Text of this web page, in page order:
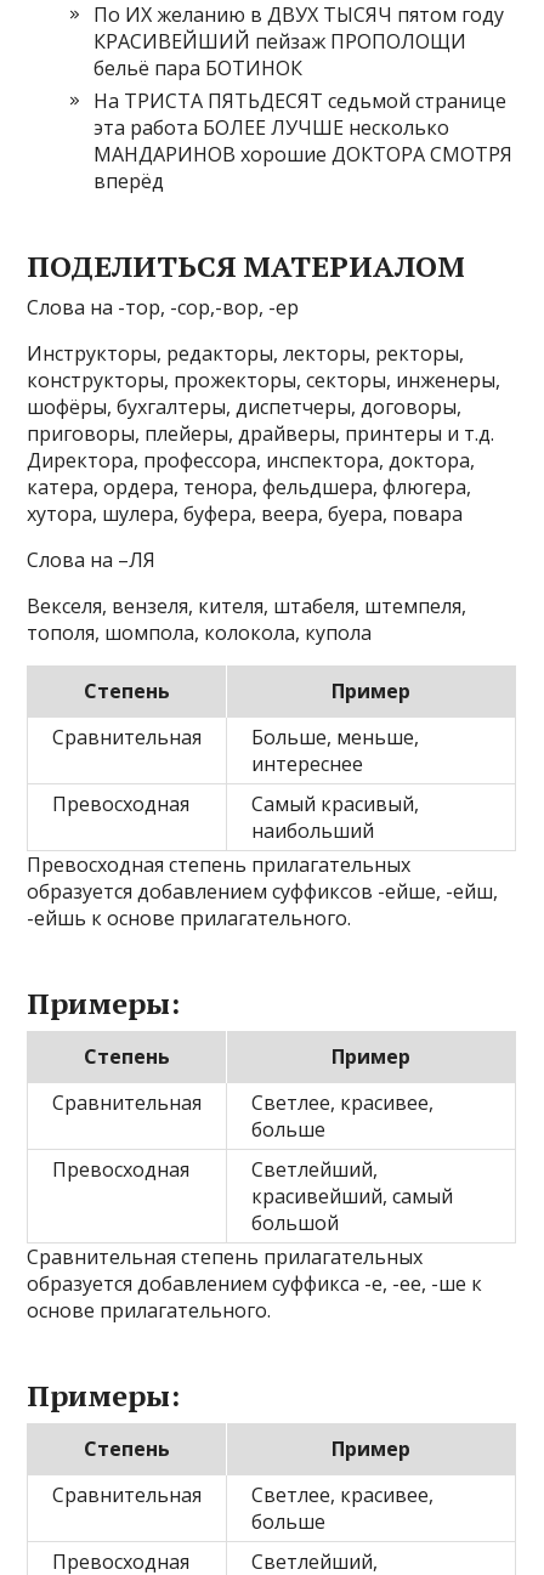
По ИХ желанию в ДВУХ ТЫСЯЧ пятом году
КРАСИВЕЙШИЙ пейзаж ПРОПОЛОЩИ
бельё пара БОТИНОК
На ТРИСТА ПЯТЬДЕСЯТ седьмой странице
эта работа БОЛЕЕ ЛУЧШЕ несколько
МАНДАРИНОВ хорошие ДОКТОРА СМОТРЯ
вперёд
ПОДЕЛИТЬСЯ МАТЕРИАЛОМ
Слова на -тор, -сор,-вор, -ер
Инструкторы, редакторы, лекторы, ректоры,
конструкторы, прожекторы, секторы, инженеры,
шофёры, бухгалтеры, диспетчеры, договоры,
приговоры, плейеры, драйверы, принтеры и т.д.
Директора, профессора, инспектора, доктора,
катера, ордера, тенора, фельдшера, флюгера,
хутора, шулера, буфера, веера, буера, повара
Слова на –ЛЯ
Векселя, вензеля, кителя, штабеля, штемпеля,
тополя, шомпола, колокола, купола
Степень
Пример
Сравнительная
Больше, меньше,
интереснее
Превосходная
Самый красивый,
наибольший
Превосходная степень прилагательных
образуется добавлением суффиксов -ейше, -ейш,
-ейшь к основе прилагательного.
Примеры:
Степень
Пример
Сравнительная
Светлее, красивее,
больше
Превосходная
Светлейший,
красивейший, самый
большой
Сравнительная степень прилагательных
образуется добавлением суффикса -е, -ее, -ше к
основе прилагательного.
Примеры:
Степень
Пример
Сравнительная
Светлее, красивее,
больше
Превосходная
Светлейший,